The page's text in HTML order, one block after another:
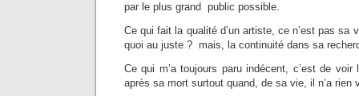
par le plus grand public possible.
Ce qui fait la qualité d’un artiste, ce n’est pas sa
quoi au juste ? mais, la continuité dans sa
Ce qui m’a toujours paru indécent, c’est de voir
après sa mort surtout quand, de sa vie, il n’a rien